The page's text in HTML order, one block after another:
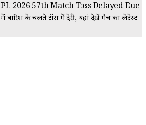
2026 57th Match Toss Delayed Due
बारिश के चलते टॉस में देरी, यहां देखें मैच का लेटेस्ट